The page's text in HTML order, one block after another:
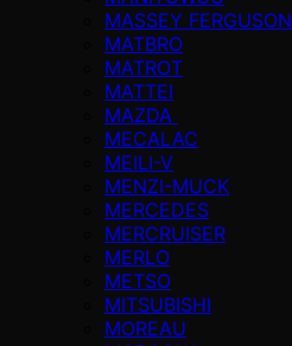
MASSEY FERGUSON
MATBRO
MATROT
MATTEI
MAZDA
MECALAC
MEILI-V
MENZI-MUCK
MERCEDES
MERCRUISER
MERLO
METSO
MITSUBISHI
MOREAU